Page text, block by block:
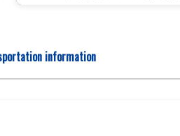
information